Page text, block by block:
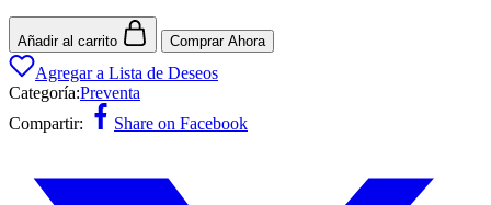
Añadir al carrito Comprar Ahora
Agregar a Lista de Deseos
Categoría:Preventa
Compartir:
Share on Facebook